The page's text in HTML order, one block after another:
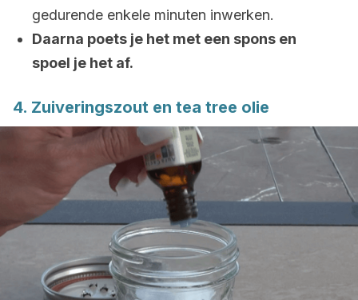
gedurende enkele minuten inwerken.
Daarna poets je het met een spons en
spoel je het af.
4. Zuiveringszout en tea tree olie